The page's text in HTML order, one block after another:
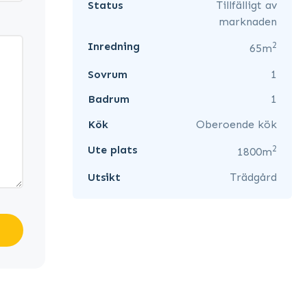
Status
Tillfälligt av
marknaden
Inredning
65m2
Sovrum
1
Badrum
1
Kök
Oberoende kök
Ute plats
1800m2
Utsikt Trädgård